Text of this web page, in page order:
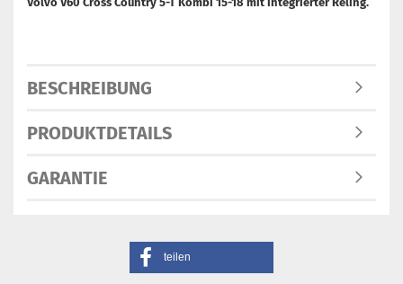
BESCHREIBUNG
PRODUKTDETAILS
GARANTIE
teilen